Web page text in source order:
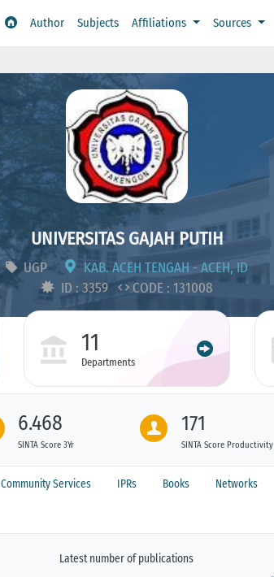
Author Subjects Affiliations Sources
UNIVERSITAS GAJAH PUTIH
UGP
KAB. ACEH TENGAH - ACEH, ID
ID : 3359
CODE : 131008
11
Departments
6.468
SINTA Score 3Yr
171
SINTA Score Productivity
Community Services IPRs Books Networks
Latest number of publications